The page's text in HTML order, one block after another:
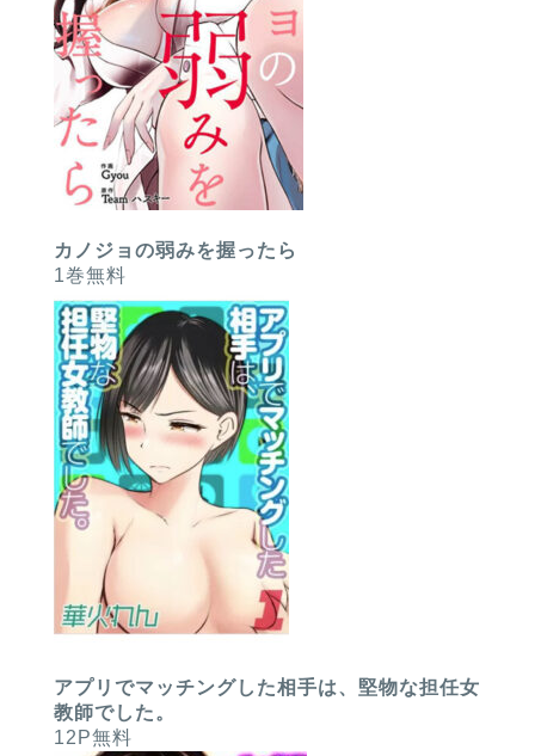
カノジョの弱みを握ったら
1巻無料
アプリでマッチングした相手は、堅物な担任女
教師でした。
12P無料